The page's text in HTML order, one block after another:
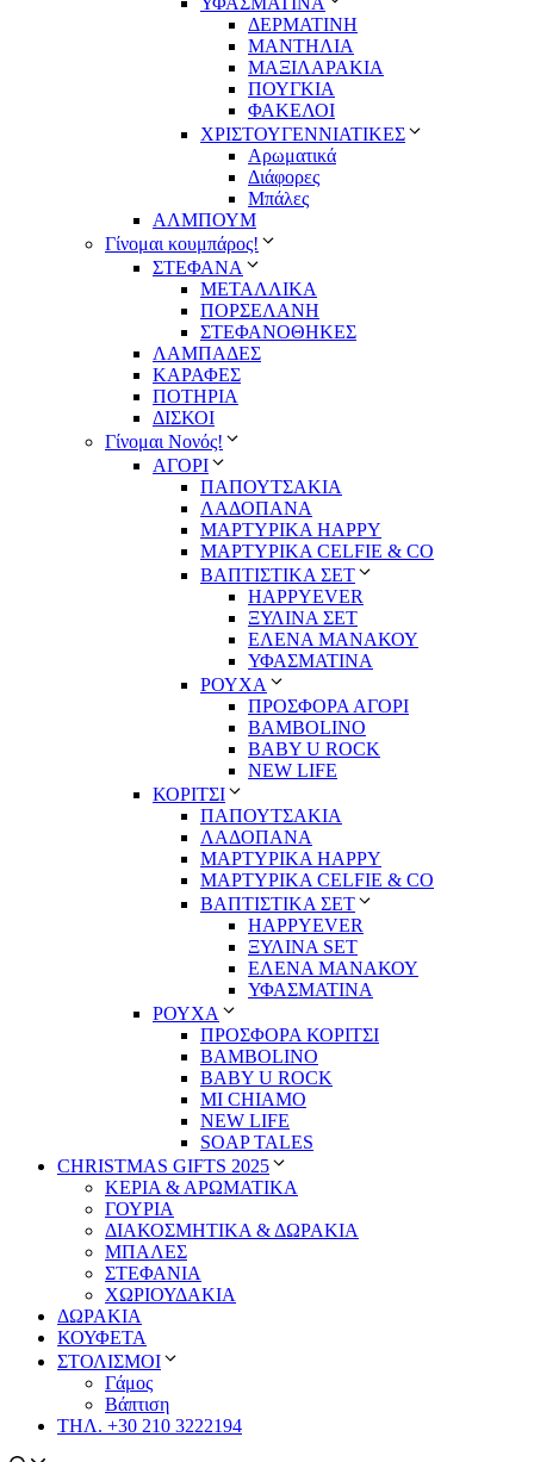
ΔΕΡΜΑΤΙΝΗ
ΜΑΝΤΗΛΙΑ
ΜΑΞΙΛΑΡΑΚΙΑ
ΠΟΥΓΚΙΑ
ΦΑΚΕΛΟΙ
ΧΡΙΣΤΟΥΓΕΝΝΙΑΤΙΚΕΣ
Αρωματικά
Διάφορες
Μπάλες
ΑΛΜΠΟΥΜ
Γίνομαι κουμπάρος!
ΣΤΕΦΑΝΑ
ΜΕΤΑΛΛΙΚΑ
ΠΟΡΣΕΛΑΝΗ
ΣΤΕΦΑΝΟΘΗΚΕΣ
ΛΑΜΠΑΔΕΣ
ΚΑΡΑΦΕΣ
ΠΟΤΗΡΙΑ
ΔΙΣΚΟΙ
Γίνομαι Νονός!
ΑΓΟΡΙ
ΠΑΠΟΥΤΣΑΚΙΑ
ΛΑΔΟΠΑΝΑ
ΜΑΡΤΥΡΙΚΑ HAPPY
ΜΑΡΤΥΡΙΚΑ CELFIE & CO
ΒΑΠΤΙΣΤΙΚΑ ΣΕΤ
HAPPYEVER
ΞΥΛΙΝΑ ΣΕΤ
ΕΛΕΝΑ ΜΑΝΑΚΟΥ
ΥΦΑΣΜΑΤΙΝΑ
ΡΟΥΧΑ
ΠΡΟΣΦΟΡΑ ΑΓΟΡΙ
BAMBOLINO
BABY U ROCK
NEW LIFE
ΚΟΡΙΤΣΙ
ΠΑΠΟΥΤΣΑΚΙΑ
ΛΑΔΟΠΑΝΑ
ΜΑΡΤΥΡΙΚΑ HAPPY
ΜΑΡΤΥΡΙΚΑ CELFIE & CO
ΒΑΠΤΙΣΤΙΚΑ ΣΕΤ
HAPPYEVER
ΞΥΛΙΝΑ SET
ΕΛΕΝΑ ΜΑΝΑΚΟΥ
ΥΦΑΣΜΑΤΙΝΑ
ΡΟΥΧΑ
ΠΡΟΣΦΟΡΑ ΚΟΡΙΤΣΙ
BAMBOLINO
BABY U ROCK
MI CHIAMO
NEW LIFE
SOAP TALES
CHRISTMAS GIFTS 2025
ΚΕΡΙΑ & ΑΡΩΜΑΤΙΚΑ
ΓΟΥΡΙΑ
ΔΙΑΚΟΣΜΗΤΙΚΑ & ΔΩΡΑΚΙΑ
ΜΠΑΛΕΣ
ΣΤΕΦΑΝΙΑ
ΧΩΡΙΟΥΔΑΚΙΑ
ΔΩΡΑΚΙΑ
ΚΟΥΦΕΤΑ
ΣΤΟΛΙΣΜΟΙ
Γάμος
Βάπτιση
ΤΗΛ. +30 210 3222194